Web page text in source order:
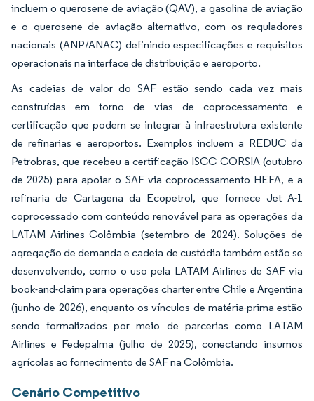
incluem o querosene de aviação (QAV), a gasolina de aviação
e o querosene de aviação alternativo, com os reguladores
nacionais (ANP/ANAC) definindo especificações e requisitos
operacionais na interface de distribuição e aeroporto.
As cadeias de valor do SAF estão sendo cada vez mais
construídas em torno de vias de coprocessamento e
certificação que podem se integrar à infraestrutura existente
de refinarias e aeroportos. Exemplos incluem a REDUC da
Petrobras, que recebeu a certificação ISCC CORSIA (outubro
de 2025) para apoiar o SAF via coprocessamento HEFA, e a
refinaria de Cartagena da Ecopetrol, que fornece Jet A-1
coprocessado com conteúdo renovável para as operações da
LATAM Airlines Colômbia (setembro de 2024). Soluções de
agregação de demanda e cadeia de custódia também estão se
desenvolvendo, como o uso pela LATAM Airlines de SAF via
book-and-claim para operações charter entre Chile e Argentina
(junho de 2026), enquanto os vínculos de matéria-prima estão
sendo formalizados por meio de parcerias como LATAM
Airlines e Fedepalma (julho de 2025), conectando insumos
agrícolas ao fornecimento de SAF na Colômbia.
Cenário Competitivo